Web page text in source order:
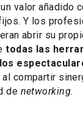
valor añadido
Y los
abrir su
todas las
al compartir
de networking.